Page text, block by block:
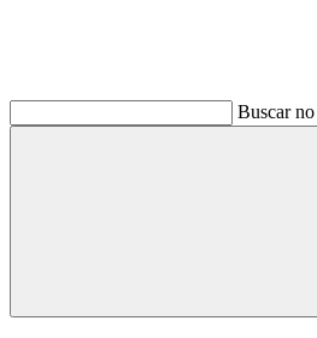
Buscar
Buscar